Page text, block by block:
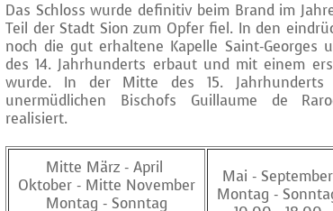
Das Schloss wurde definitiv beim Brand im
Teil der Stadt Sion zum Opfer fiel. In den
noch die gut erhaltene Kapelle Saint-Georges
des 14. Jahrhunderts erbaut und mit einem
wurde. In der Mitte des 15.
unermüdlichen Bischofs Guillaume de
realisiert.
Mitte März - April
Oktober - Mitte November
Montag - Sonntag
Mai - September
Montag -